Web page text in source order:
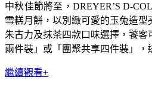
中秋佳節將至，DREYER’S D-
雪糕月餅，以別緻可愛的玉兔造型
朱古力及抹茶四款口味選擇，饕
兩件裝」或「團聚共享四件裝」，
繼續觀看+